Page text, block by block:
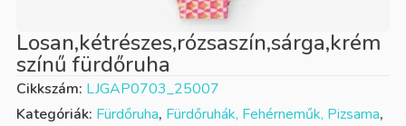
Losan,kétrészes,rózsaszín,sárga,krém
színű fürdőruha
Cikkszám: LJGAP0703_25007
Kategóriák: Fürdőruha, Fürdőruhák, Fehérneműk, Pizsama,